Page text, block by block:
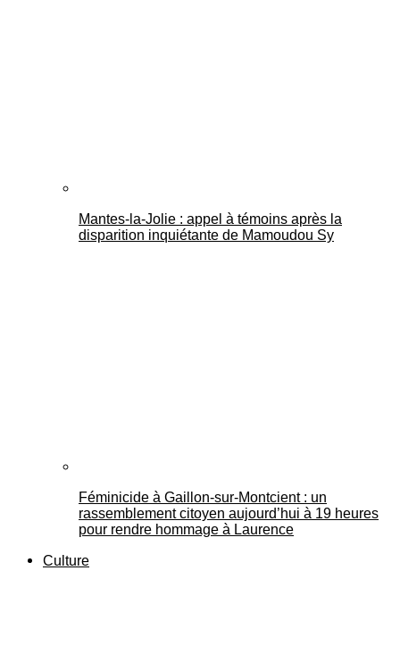
Mantes-la-Jolie : appel à témoins après la
disparition inquiétante de Mamoudou Sy
Féminicide à Gaillon‑sur‑Montcient : un
rassemblement citoyen aujourd’hui à 19 heures
pour rendre hommage à Laurence
Culture